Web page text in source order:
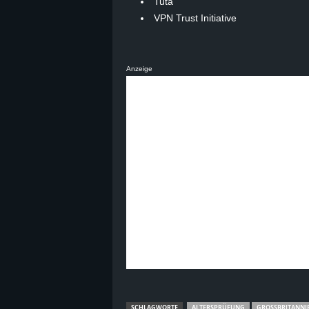
VPN Trust Initiative
Anzeige